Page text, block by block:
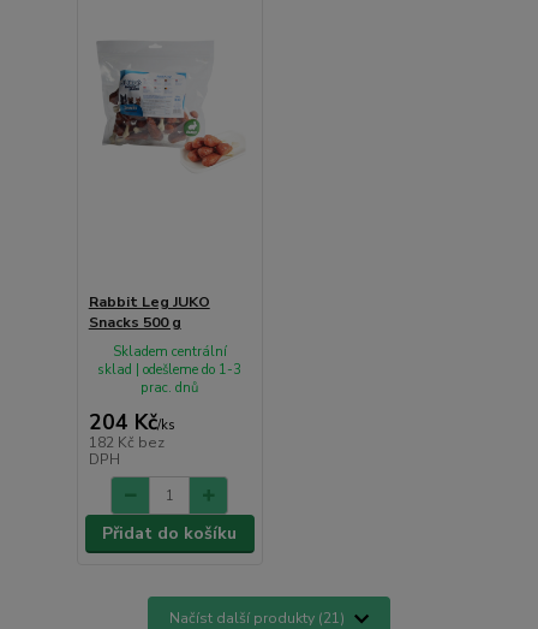
Rabbit Leg JUKO
Snacks 500 g
204 Kč/ks
182 Kč bez
DPH
Skladem centrální
sklad | odešleme do 1-3
prac. dnů
Přidat do košíku
Načíst další produkty (21)